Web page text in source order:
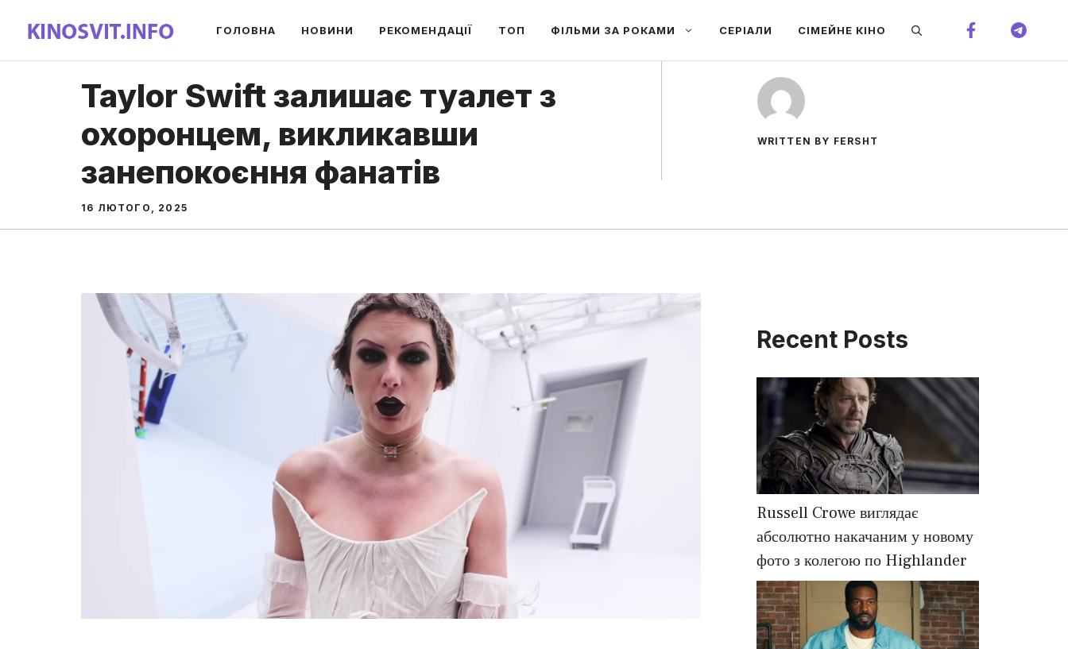
вмісту
ГОЛОВНА НОВИНИ РЕКОМЕНДАЦІЇ ТОП ФІЛЬМИ ЗА РОКАМИ СЕРІАЛИ СІМЕЙНЕ КІНО
Taylor Swift залишає туалет з
охоронцем, викликавши
занепокоєння фанатів
16 ЛЮТОГО, 2025
WRITTEN BY FERSHT
Recent Posts
Russell Crowe виглядає
абсолютно накачаним у новому
фото з колегою по Highlander